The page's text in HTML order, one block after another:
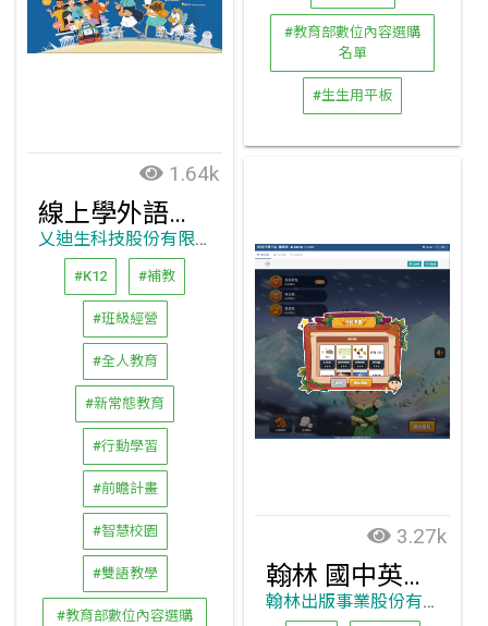
#教育部數位內容選購
名單
#生生用平板
1.64k
線上學外語‧線下去行旅｜全球語言教育資源專家
乂迪生科技股份有限公司
#K12 #補教
#班級經營
#全人教育
#新常態教育
#行動學習
#前瞻計畫
#智慧校園
#雙語教學
#教育部數位內容選購
3.27k
翰林 國中英語 - 獵寶征戰 單字學習遊戲
翰林出版事業股份有限公司